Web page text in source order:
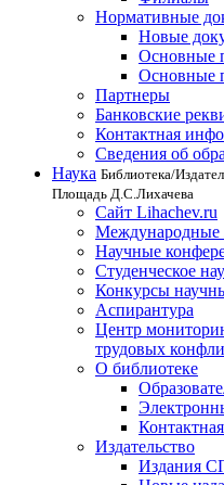
Нормативные
Новые
Основные
Основные
Партнеры
Банковские
Контактная
Сведения об
Наука Библиотека/
Площадь Д.С.Лихачева
Сайт Lihachev.ru
Международные
Научные
Студенческое
Конкурсы
Аспирантура
Центр
трудовых
О библиотеке
Издательство
Издания